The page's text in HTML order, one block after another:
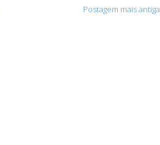
Postagem mais antiga